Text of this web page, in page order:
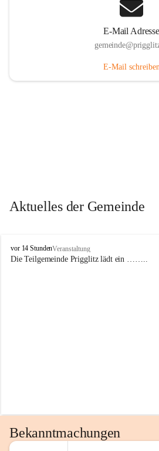
E-Mail Adresse
E-Mail
Aktuelles der Gemeinde
P
r
vor 14 StundenVeranstaltung
Die Teilgemeinde Prigglitz lädt ein ……..
Bekanntmachungen